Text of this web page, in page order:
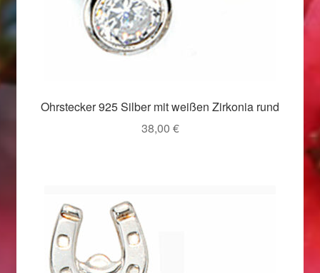
Valentinstag 2016
Vertrag widerrufen
Weihnachtsangebote 2016
Weihnachtsangebote 2017
Ohrstecker 925 Silber mit weißen Zirkonia rund
38,00 €